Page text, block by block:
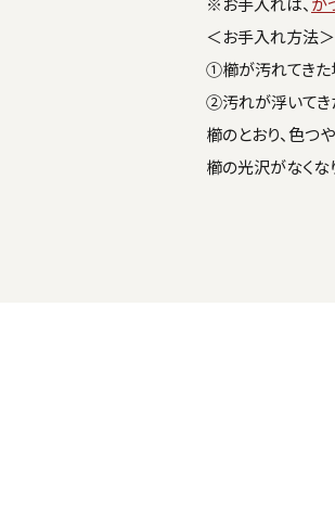
＜お手入れ方法＞
①櫛が汚れてきた
②汚れが浮いてき
櫛のとおり、色つ
櫛の光沢がなくな